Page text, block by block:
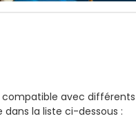
avec
la liste ci-dessous :